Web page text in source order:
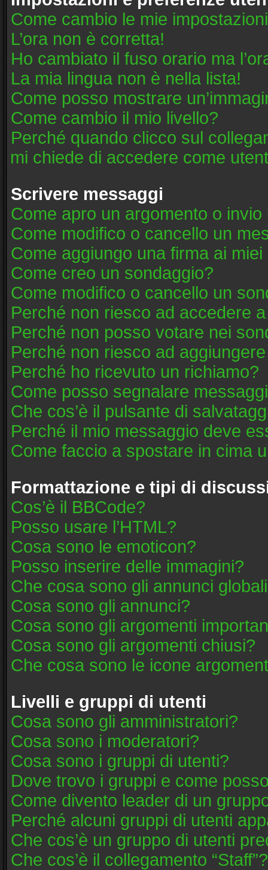
Come cambio le mie
L’ora non è corretta!
Ho cambiato il fuso orario ma
La mia lingua non è nella lista!
Come posso mostrare
Come cambio il mio livello?
Perché quando clicco sul
mi chiede di accedere come
Scrivere messaggi
Come apro un argomento o
Come modifico o cancello un
Come aggiungo una firma ai
Come creo un sondaggio?
Come modifico o cancello un
Perché non riesco ad accedere
Perché non posso votare nei
Perché non riesco ad
Perché ho ricevuto un richiamo?
Come posso segnalare
Che cos’è il pulsante di
Perché il mio messaggio deve
Come faccio a spostare in cima
Formattazione e tipi di
Cos’è il BBCode?
Posso usare l’HTML?
Cosa sono le emoticon?
Posso inserire delle immagini?
Che cosa sono gli annunci
Cosa sono gli annunci?
Cosa sono gli argomenti
Cosa sono gli argomenti chiusi?
Che cosa sono le icone
Livelli e gruppi di utenti
Cosa sono gli amministratori?
Cosa sono i moderatori?
Cosa sono i gruppi di utenti?
Dove trovo i gruppi e come
Come divento leader di un
Perché alcuni gruppi di utenti
Che cos’è un gruppo di utenti
Che cos’è il collegamento “Staff”?